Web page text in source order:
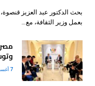
بحث الدكتور عبد العزيز قنصوة،
بعمل وزير الثقافة، مع…
7 أغسطس، 2026